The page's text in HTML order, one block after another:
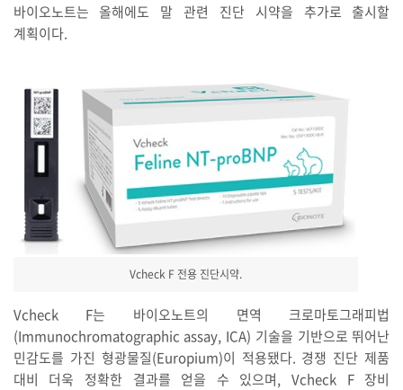
바이오노트는 올해에도 말 관련 진단 시약을 추가로 출시할
계획이다.
Vcheck F 전용 진단시약.
Vcheck F는 바이오노트의 면역 크로마토그래피법
(Immunochromatographic assay, ICA) 기술을 기반으로 뛰어난
민감도를 가진 형광물질(Europium)이 적용됐다. 경쟁 진단 제품
대비 더욱 정확한 결과를 얻을 수 있으며, Vcheck F 장비